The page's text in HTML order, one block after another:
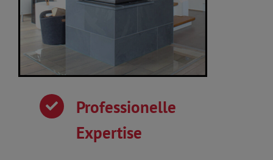
Professionelle
Expertise